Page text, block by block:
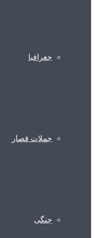
جغرافیا
جملات قصار
جنگی